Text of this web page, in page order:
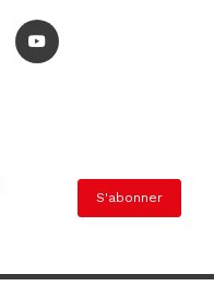
S'abonner